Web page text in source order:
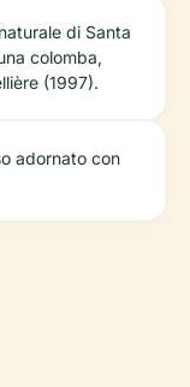
di Santa
colomba,
(1997).
adornato con